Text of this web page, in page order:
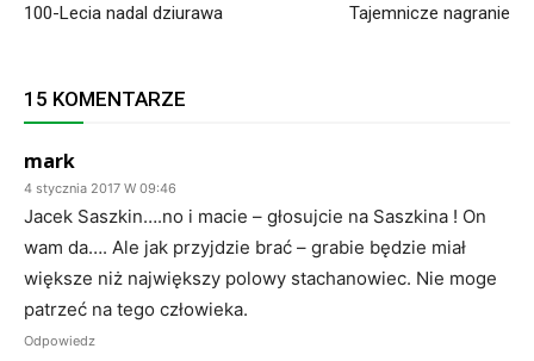
100-Lecia nadal dziurawa Tajemnicze nagranie
15 KOMENTARZE
mark
4 stycznia 2017 W 09:46
Jacek Saszkin….no i macie – głosujcie na Saszkina ! On
wam da…. Ale jak przyjdzie brać – grabie będzie miał
większe niż największy polowy stachanowiec. Nie moge
patrzeć na tego człowieka.
Odpowiedz